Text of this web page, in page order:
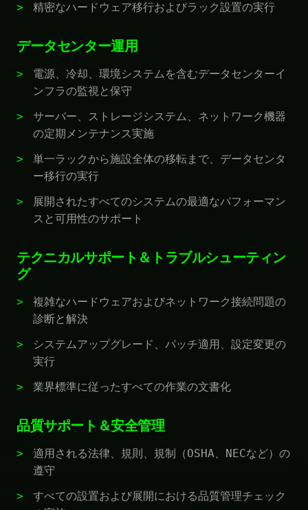
精密なハードウェア移行およびラック設置の実行
データセンター運用
電源、冷却、環境システムを含むデータセンターイ
ンフラの監視と保守
サーバー、ストレージシステム、ネットワーク機器
の定期メンテナンス実施
単一ラックから施設全体の移転まで、データセンタ
ー移行の実行
展開されたすべてのシステムの最適なパフォーマン
スと可用性のサポート
テクニカルサポート＆トラブルシューティン
グ
複雑なハードウェアおよびネットワーク接続問題の
診断と解決
システムアップグレード、パッチ適用、設定変更の
実行
業界標準に従ったすべての作業の文書化
品質サポート＆安全管理
適用される法律、規則、規制（OSHA、NECなど）の
遵守
すべての設置および展開における品質管理チェック